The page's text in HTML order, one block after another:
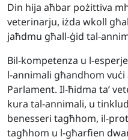
Din hija aħbar pożittiva
veterinarju, iżda wkoll
jaħdmu għall-ġid tal-
Bil-kompetenza u l-
l-annimali għandhom
Parlament. Il-ħidma ta’
kura tal-annimali, u
benesseri tagħhom, il-
tagħhom u l-għarfien